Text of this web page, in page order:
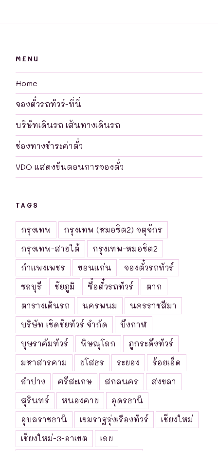
MENU
Home
จองตั๋วรถทัวร์-ที่นี่
บริษัทเดินรถ เส้นทางเดินรถ
ช่องทางชำระค่าตั๋ว
VDO แสดงขันตอนการจองตั๋ว
TAGS
กรุงเทพ
กรุงเทพ (หมอชิต2) จตุจักร
กรุงเทพ-สายใต้
กรุงเทพ-หมอชิต2
กำแพงเพชร
ขอนแก่น
จองตั๋วรถทัวร์
ชลบุรี
ชัยภูมิ ซื้อตั๋วรถทัวร์
ตาก
ตารางเดินรถ
นครพนม
นครราชสีมา
บริษัท เชิดชัยทัวร์ จำกัด
บึงกาฬ
บุษราคัมทัวร์
พิษณุโลก
ภูกระดึงทัวร์
มหาสารคาม
ยโสธร ระยอง
ร้อยเอ็ด
ลำปาง
ศรีสะเกษ สกลนคร
สงขลา
สุรินทร์
หนองคาย
อุดรธานี
อุบลราชธานี
เขมราฐรุ่งเรืองทัวร์
เชียงใหม่
เชียงใหม่-3-อาเขต
เลย